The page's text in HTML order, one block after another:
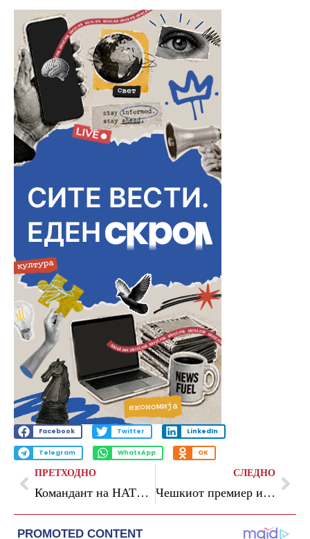
Facebook Twitter LinkedIn
Telegram WhatsApp OK
ПРЕТХОДНО
Командант на НАТО: Повлекувањето на американските сили нема да ја загрози одбраната на Европа
СЛЕДНО
Чешкиот премиер и претседателот во конфликт за тоа кој ќе патува на самитот на НАТО